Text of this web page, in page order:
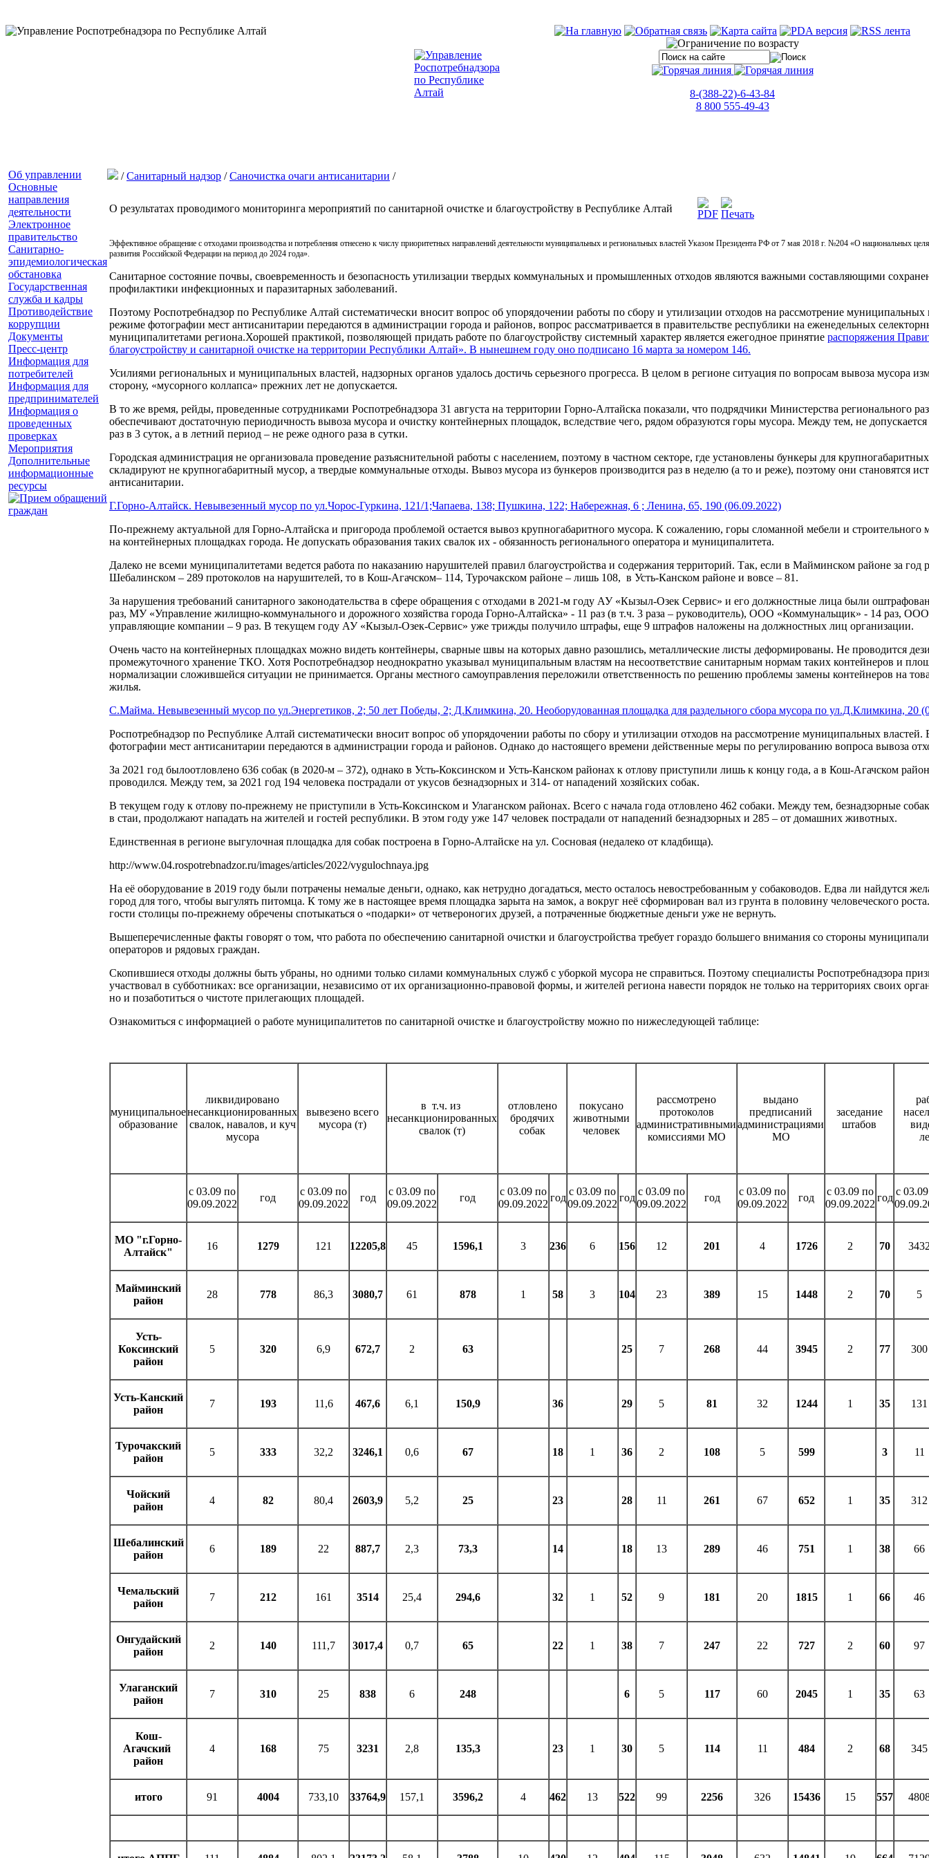
8-(388-22)-6-43-84
8 800 555-49-43
Об управлении
Основные
направления
деятельности
Электронное
правительство
Санитарно-
эпидемиологическая
обстановка
Государственная
служба и кадры
Противодействие
коррупции
Документы
Пресс-центр
Информация для
потребителей
Информация для
предпринимателей
Информация о
проведенных
проверках
Мероприятия
Дополнительные
информационные
ресурсы
/Санитарный надзор /Саночистка очаги антисанитарии /
О результатах проводимого мониторинга мероприятий по санитарной очистке и благоустройству в Республике Алтай
Эффективное обращение с отходами производства и потребления отнесено к числу приоритетных направлений деятельности муниципальных и региональных властей Указом Президента РФ от 7 мая 2018 г. №204 «О национальных
развития Российской Федерации на период до 2024 года».
Санитарное состояние почвы, своевременность и безопасность утилизации твердых коммунальных и промышленных отходов являются важными составляющими
профилактики инфекционных и паразитарных заболеваний.
Поэтому Роспотребнадзор по Республике Алтай систематически вносит вопрос об упорядочении работы по сбору и утилизации отходов на рассмотрение
режиме фотографии мест антисанитарии передаются в администрации города и районов, вопрос рассматривается в правительстве республики на еженедельных
муниципалитетами региона.Хорошей практикой, позволяющей придать работе по благоустройству системный характер является ежегодное принятие распоряжения
благоустройству и санитарной очистке на территории Республики Алтай». В нынешнем году оно подписано 16 марта за номером 146.
Усилиями региональных и муниципальных властей, надзорных органов удалось достичь серьезного прогресса. В целом в регионе ситуация по вопросам вывоза мусора
сторону, «мусорного коллапса» прежних лет не допускается.
В то же время, рейды, проведенные сотрудниками Роспотребнадзора 31 августа на территории Горно-Алтайска показали, что подрядчики Министерства регионального
обеспечивают достаточную периодичность вывоза мусора и очистку контейнерных площадок, вследствие чего, рядом образуются горы мусора. Между тем, не
раз в 3 суток, а в летний период – не реже одного раза в сутки.
Городская администрация не организовала проведение разъяснительной работы с населением, поэтому в частном секторе, где установлены бункеры для
складируют не крупногабаритный мусор, а твердые коммунальные отходы. Вывоз мусора из бункеров производится раз в неделю (а то и реже), поэтому они становятся
антисанитарии.
Г.Горно-Алтайск. Невывезенный мусор по ул.Чорос-Гуркина, 121/1;Чапаева, 138; Пушкина, 122; Набережная, 6 ; Ленина, 65, 190 (06.09.2022)
По-прежнему актуальной для Горно-Алтайска и пригорода проблемой остается вывоз крупногабаритного мусора. К сожалению, горы сломанной мебели и строительного
на контейнерных площадках города. Не допускать образования таких свалок их - обязанность регионального оператора и муниципалитета.
Далеко не всеми муниципалитетами ведется работа по наказанию нарушителей правил благоустройства и содержания территорий. Так, если в Майминском районе за год
Шебалинском – 289 протоколов на нарушителей, то в Кош-Агачском– 114, Турочакском районе – лишь 108, в Усть-Канском районе и вовсе – 81.
За нарушения требований санитарного законодательства в сфере обращения с отходами в 2021-м году АУ «Кызыл-Озек Сервис» и его должностные лица были
раз, МУ «Управление жилищно-коммунального и дорожного хозяйства города Горно-Алтайска» - 11 раз (в т.ч. 3 раза – руководитель), ООО «Коммунальщик» - 14 раз, ООО
управляющие компании – 9 раз. В текущем году АУ «Кызыл-Озек-Сервис» уже трижды получило штрафы, еще 9 штрафов наложены на должностных лиц организации.
Очень часто на контейнерных площадках можно видеть контейнеры, сварные швы на которых давно разошлись, металлические листы деформированы. Не проводится
промежуточного хранение ТКО. Хотя Роспотребнадзор неоднократно указывал муниципальным властям на несоответствие санитарным нормам таких контейнеров и
нормализации сложившейся ситуации не принимается. Органы местного самоуправления переложили ответственность по решению проблемы замены контейнеров на
жилья.
C.Майма. Невывезенный мусор по ул.Энергетиков, 2; 50 лет Победы, 2; Д.Климкина, 20. Необорудованная площадка для раздельного сбора мусора по ул.Д.Климкина, 20
Роспотребнадзор по Республике Алтай систематически вносит вопрос об упорядочении работы по сбору и утилизации отходов на рассмотрение муниципальных
фотографии мест антисанитарии передаются в администрации города и районов. Однако до настоящего времени действенные меры по регулированию вопроса вывоза
За 2021 год былоотловлено 636 собак (в 2020-м – 372), однако в Усть-Коксинском и Усть-Канском районах к отлову приступили лишь к концу года, а в Кош-Агачском
проводился. Между тем, за 2021 год 194 человека пострадали от укусов безнадзорных и 314- от нападений хозяйских собак.
В текущем году к отлову по-прежнему не приступили в Усть-Коксинском и Улаганском районах. Всего с начала года отловлено 462 собаки. Между тем, безнадзорные
в стаи, продолжают нападать на жителей и гостей республики. В этом году уже 147 человек пострадали от нападений безнадзорных и 285 – от домашних животных.
Единственная в регионе выгулочная площадка для собак построена в Горно-Алтайске на ул. Сосновая (недалеко от кладбища).
http://www.04.rospotrebnadzor.ru/images/articles/2022/vygulochnaya.jpg
На её оборудование в 2019 году были потрачены немалые деньги, однако, как нетрудно догадаться, место осталось невостребованным у собаководов. Едва ли найдутся
город для того, чтобы выгулять питомца. К тому же в настоящее время площадка зарыта на замок, а вокруг неё сформирован вал из грунта в половину человеческого
гости столицы по-прежнему обречены спотыкаться о «подарки» от четвероногих друзей, а потраченные бюджетные деньги уже не вернуть.
Вышеперечисленные факты говорят о том, что работа по обеспечению санитарной очистки и благоустройства требует гораздо большего внимания со стороны
операторов и рядовых граждан.
Скопившиеся отходы должны быть убраны, но одними только силами коммунальных служб с уборкой мусора не справиться. Поэтому специалисты Роспотребнадзора
участвовал в субботниках: все организации, независимо от их организационно-правовой формы, и жителей региона навести порядок не только на территориях своих
но и позаботиться о чистоте прилегающих площадей.
Ознакомиться с информацией о работе муниципалитетов по санитарной очистке и благоустройству можно по нижеследующей таблице:
муниципальное
образование
ликвидировано
несанкционированных
свалок, навалов, и куч
мусора
вывезено всего
мусора (т)
в т.ч. из
несанкционированных
свалок (т)
отловлено
бродячих
собак
покусано
животными
человек
рассмотрено
протоколов
административными
комиссиями МО
выдано
предписаний
администрациями
МО
заседание
штабов
с 03.09 по
09.09.2022
год
с 03.09 по
09.09.2022
год
с 03.09 по
09.09.2022
год
с 03.09 по
09.09.2022
год
с 03.09 по
09.09.2022
год
с 03.09 по
09.09.2022
год
с 03.09 по
09.09.2022
год
с 03.09 по
09.09.2022
год
с
МО "г.Горно-
Алтайск"
16 1279 121 12205,8 45 1596,1 3 236 6 156 12 201 4 1726 2 70
Майминский
район
28 778 86,3 3080,7 61 878 1 58 3 104 23 389 15 1448 2 70 5
Усть-
Коксинский
район
5 320 6,9 672,7 2 63 25 7 268 44 3945 2 77 300
Усть-Канский
район
7 193 11,6 467,6 6,1 150,9 36 29 5 81 32 1244 1 35 131
Турочакский
район
5 333 32,2 3246,1 0,6 67 18 1 36 2 108 5 599 3 11
Чойский
район
4 82 80,4 2603,9 5,2 25 23 28 11 261 67 652 1 35 312
Шебалинский
район
6 189 22 887,7 2,3 73,3 14 18 13 289 46 751 1 38 66
Чемальский
район
7 212 161 3514 25,4 294,6 32 1 52 9 181 20 1815 1 66 46
Онгудайский
район
2 140 111,7 3017,4 0,7 65 22 1 38 7 247 22 727 2 60 97
Улаганский
район
7 310 25 838 6 248 6 5 117 60 2045 1 35 63
Кош-
Агачский
район
4 168 75 3231 2,8 135,3 23 1 30 5 114 11 484 2 68 345
итого 91 4004 733,10 33764,9 157,1 3596,2 4 462 13 522 99 2256 326 15436 15 557